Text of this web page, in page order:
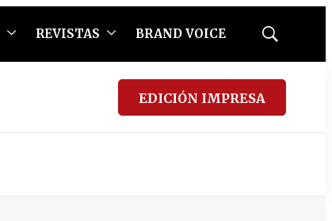
REVISTAS BRAND VOICE
Mostrar
EDICIÓN IMPRESA